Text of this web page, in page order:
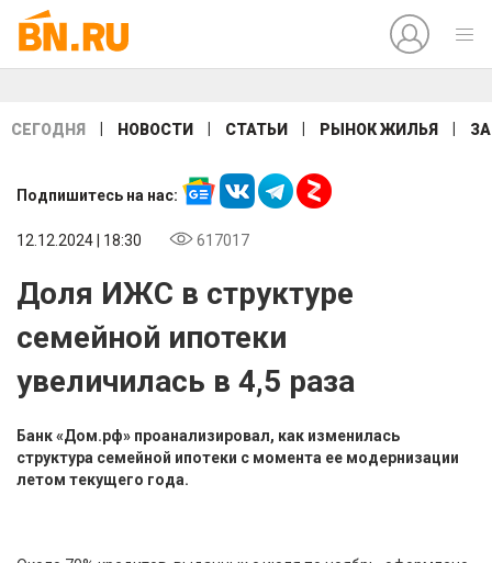
СЕГОДНЯ НОВОСТИ СТАТЬИ РЫНОК ЖИЛЬЯ
Подпишитесь на нас:
12.12.2024 | 18:30 617017
Доля ИЖС в структуре
семейной ипотеки
увеличилась в 4,5 раза
Банк «Дом.рф» проанализировал, как изменилась
структура семейной ипотеки с момента ее модернизации
летом текущего года.